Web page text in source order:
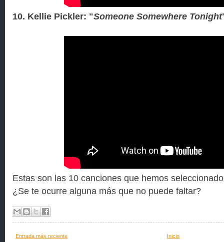
10. Kellie Pickler: "Someone Somewhere Tonight
Estas son las 10 canciones que hemos
¿Se te ocurre alguna más que no puede faltar?
Entrada más reciente Inicio